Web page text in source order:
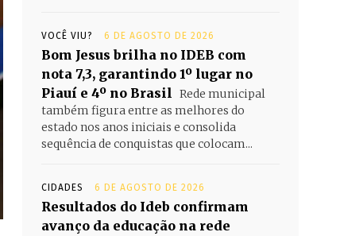
VOCÊ VIU? 6 DE AGOSTO DE 2026
Bom Jesus brilha no IDEB com
nota 7,3, garantindo 1º lugar no
Piauí e 4º no Brasil Rede municipal
também figura entre as melhores do
estado nos anos iniciais e consolida
sequência de conquistas que colocam...
CIDADES 6 DE AGOSTO DE 2026
Resultados do Ideb confirmam
avanço da educação na rede